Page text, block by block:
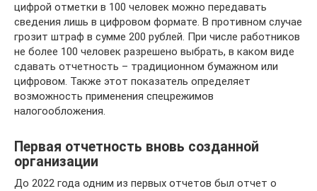
цифрой отметки в 100 человек можно передавать
сведения лишь в цифровом формате. В противном случае
грозит штраф в сумме 200 рублей. При числе работников
не более 100 человек разрешено выбрать, в каком виде
сдавать отчетность – традиционном бумажном или
цифровом. Также этот показатель определяет
возможность применения спецрежимов
налогообложения.
Первая отчетность вновь созданной
организации
До 2022 года одним из первых отчетов был отчет о